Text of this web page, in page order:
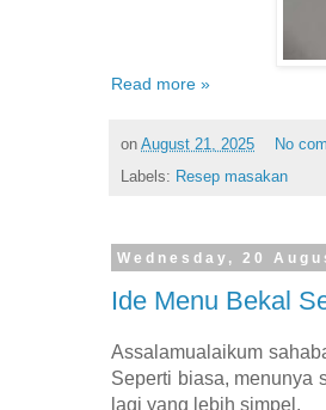
Read more »
on August 21, 2025
No
Labels: Resep masakan
Wednesday, 20
Ide Menu Bekal
Assalamualaikum
Seperti biasa, menunya
lagi yang lebih simpel.